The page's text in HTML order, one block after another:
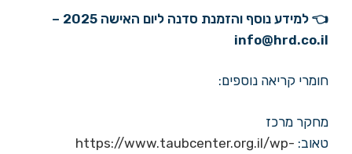
👈 למידע נוסף והזמנת סדנה ליום האישה 2025 –
info@hrd.co.il
חומרי קריאה נוספים:
מחקר מרכז
טאוב: https://www.taubcenter.org.il/wp-